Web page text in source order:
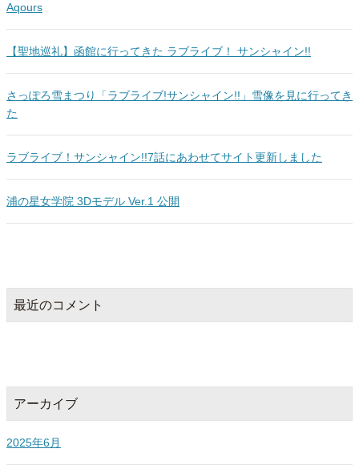
Aqours
【聖地巡礼】函館に行ってきた ラブライブ！ サンシャイン!!
さっぽろ雪まつり「ラブライブ!サンシャイン!!」雪像を見に行ってき
た
ラブライブ！サンシャイン!!7話にあわせてサイト更新しました
浦の星女学院 3Dモデル Ver.1 公開
最近のコメント
アーカイブ
2025年6月